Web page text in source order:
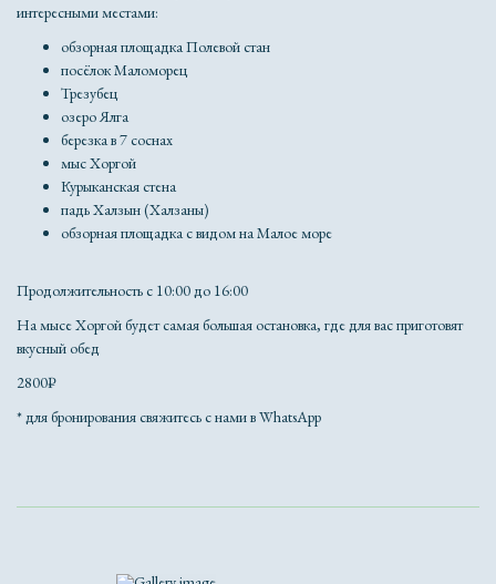
интересными местами:
обзорная площадка Полевой стан
посёлок Маломорец
Трезубец
озеро Ялга
березка в 7 соснах
мыс Хоргой
Курыканская стена
падь Халзын (Халзаны)
обзорная площадка с видом на Малое море
Продолжительность с 10:00 до 16:00
На мысе Хоргой будет самая большая остановка, где для вас приготовят
вкусный обед
2800₽
* для бронирования свяжитесь с нами в WhatsApp